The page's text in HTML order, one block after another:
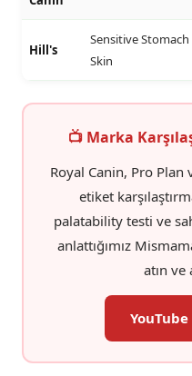
Hill's
Sensitive
Skin
📺 Marka
Royal Canin, Pro
etiket
palatability testi ve
anlattığımız
atın